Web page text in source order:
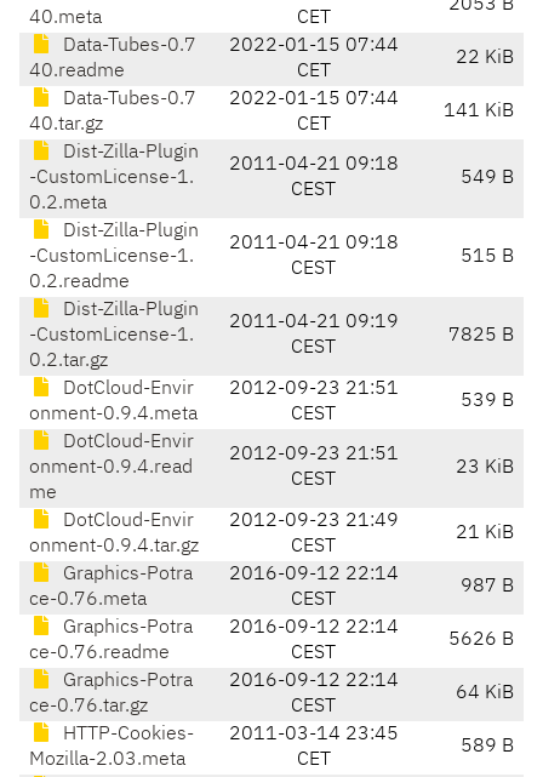
40.meta
CET
2053 B
Data-Tubes-0.7
40.readme
2022-01-15 07:44
CET
22 KiB
Data-Tubes-0.7
40.tar.gz
2022-01-15 07:44
CET
141 KiB
Dist-Zilla-Plugin
-CustomLicense-1.
0.2.meta
2011-04-21 09:18
CEST
549 B
Dist-Zilla-Plugin
-CustomLicense-1.
0.2.readme
2011-04-21 09:18
CEST
515 B
Dist-Zilla-Plugin
-CustomLicense-1.
0.2.tar.gz
2011-04-21 09:19
CEST
7825 B
DotCloud-Envir
onment-0.9.4.meta
2012-09-23 21:51
CEST
539 B
DotCloud-Envir
onment-0.9.4.read
me
2012-09-23 21:51
CEST
23 KiB
DotCloud-Envir
onment-0.9.4.tar.gz
2012-09-23 21:49
CEST
21 KiB
Graphics-Potra
ce-0.76.meta
2016-09-12 22:14
CEST
987 B
Graphics-Potra
ce-0.76.readme
2016-09-12 22:14
CEST
5626 B
Graphics-Potra
ce-0.76.tar.gz
2016-09-12 22:14
CEST
64 KiB
HTTP-Cookies-
Mozilla-2.03.meta
2011-03-14 23:45
CET
589 B